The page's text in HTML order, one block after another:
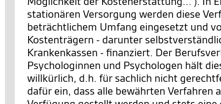
stationären Versorgung werden diese
beträchtlichem Umfang eingesetzt und
Kostenträgern - darunter
Krankenkassen - finanziert. Der
Psychologinnen und Psychologen hält
willkürlich, d.h. für sachlich nicht
dafür ein, dass alle bewährten Verfahren